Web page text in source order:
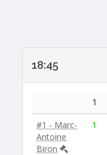
18:45
1
#1 - Marc-
Antoine
Biron
1